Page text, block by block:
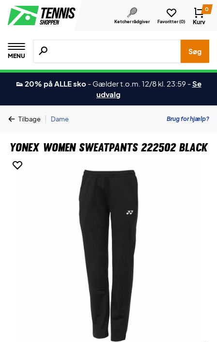
Ketcher rådgiver Favoritter (0)
0
Kurv
MENU
Søg efter produkter, mærker etc.
Søg
👟 20% på ALLE sko - Gælder t.o.m. 12/8 kl. 23:59 -Se
udvalg
Tilbage | Dame Brug for hjælp?
Yonex Women Sweatpants 222502 Black